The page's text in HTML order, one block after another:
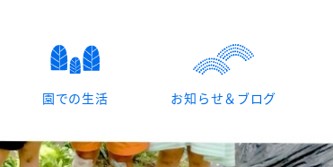
園での生活 お知らせ＆ブログ